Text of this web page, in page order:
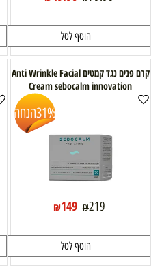
הוסף לסל
קרם פנים נגד קמטים Anti Wrinkle Facial
Cream sebocalm innovation
31%הנחה
₪219
₪149
הוסף לסל